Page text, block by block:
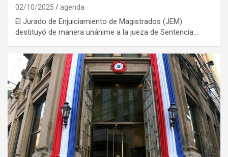
02/10/2025 agenda
El Jurado de Enjuiciamiento de Magistrados (JEM)
destituyó de manera unánime a la jueza de Sentencia…